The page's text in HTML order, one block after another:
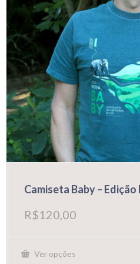
do
produto
Camiseta Baby –
R$120,00
Ver opções
Este